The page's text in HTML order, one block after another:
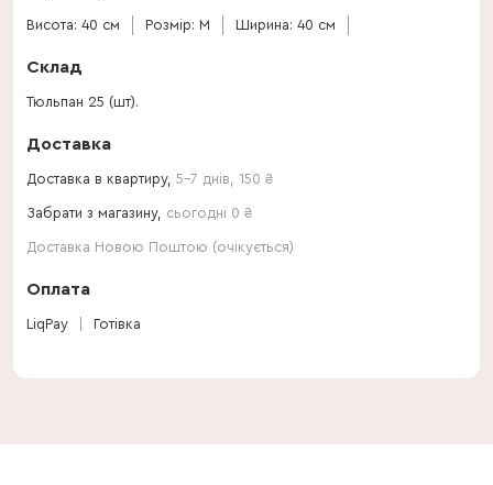
Висота: 40 см Розмір: M Ширина: 40 см
Склад
Тюльпан 25 (шт).
Доставка
Доставка в квартиру, 5-7 днів 150 ₴
Забрати з магазину, сьогодні 0 ₴
Доставка Новою Поштою (очікується)
Оплата
LiqPay Готівка